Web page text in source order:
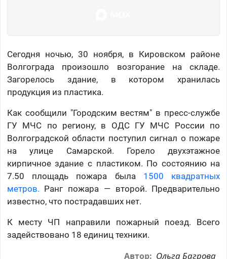
Сегодня ночью, 30 ноября, в Кировском районе
Волгограда произошло возгорание на складе.
Загорелось здание, в котором хранилась
продукция из пластика.
Как сообщили "Городским вестям" в пресс-службе
ГУ МЧС по региону, в ОДС ГУ МЧС России по
Волгоградской области поступил сигнал о пожаре
на улице Самарской. Горело двухэтажное
кирпичное здание с пластиком. По состоянию на
7.50 площадь пожара была 1500 квадратных
метров. Ранг пожара — второй. Предварительно
известно, что пострадавших нет.
К месту ЧП направили пожарный поезд. Всего
задействовано 18 единиц техники.
Автор: Ольга Багрова